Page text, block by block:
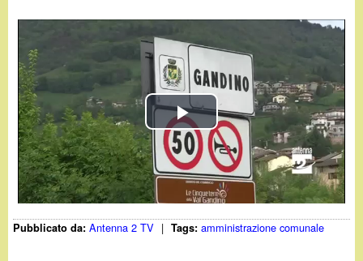
n
d
n
o
r
c
a
P
l
a
y
Pubblicato da:Antenna 2 TV | Tags:amministrazione comunale